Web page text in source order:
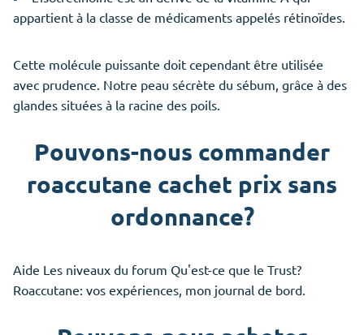
appartient à la classe de médicaments appelés rétinoïdes.
Cette molécule puissante doit cependant être utilisée
avec prudence. Notre peau sécrète du sébum, grâce à des
glandes situées à la racine des poils.
Pouvons-nous commander
roaccutane cachet prix sans
ordonnance?
Aide Les niveaux du forum Qu'est-ce que le Trust?
Roaccutane: vos expériences, mon journal de bord.